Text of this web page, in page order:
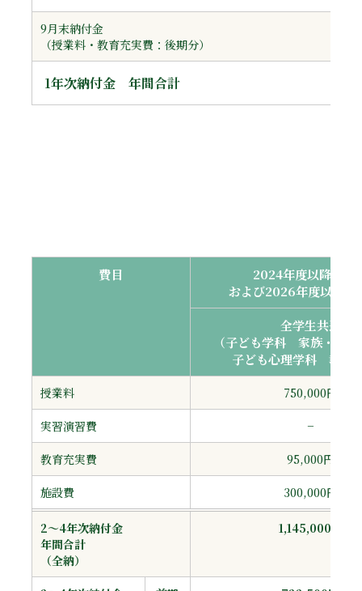
9月末納付金
（授業料・教育充実費：後期分）
1年次納付金 年間合計
費目
2024年度以降入学
および2026年度以降編
全学生共通
（子ども学科 家族・地
子ども心理学科 教育
授業料 750,000円
実習演習費 −
教育充実費 95,000円
施設費 300,000円
2～4年次納付金
年間合計
（全納）
1,145,000円